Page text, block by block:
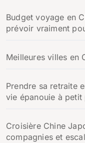
Budget voyage en
prévoir vraiment
Meilleures villes en
Prendre sa retraite
vie épanouie à petit
Croisière Chine
compagnies et